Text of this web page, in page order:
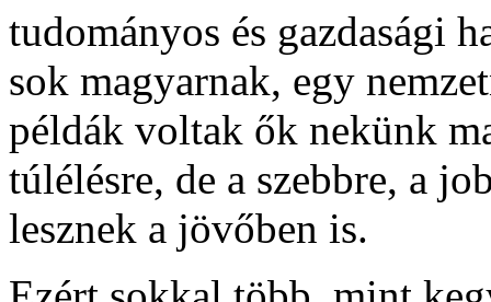
tudományos és gazdasági
sok magyarnak, egy
példák voltak ők nekünk
túlélésre, de a szebbre, a
lesznek a jövőben is.